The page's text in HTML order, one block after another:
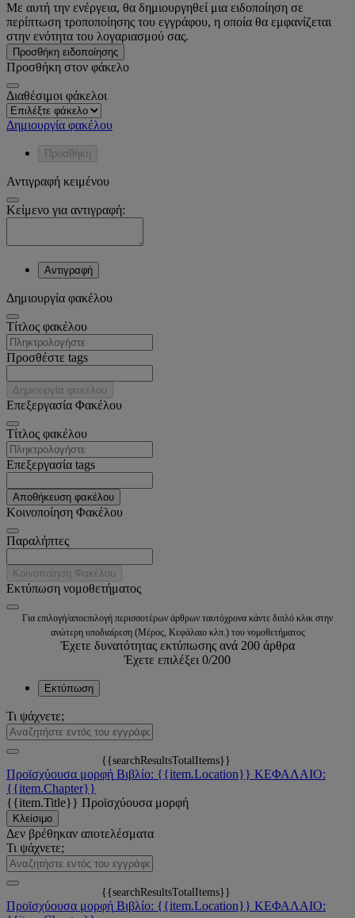
Με αυτή την ενέργεια, θα δημιουργηθεί μια ειδοποίηση σε
περίπτωση τροποποίησης του εγγράφου, η οποία θα εμφανίζεται
στην ενότητα του λογαριασμού σας.
Προσθήκη ειδοποίησης
Προσθήκη στον φάκελο
Διαθέσιμοι φάκελοι
Δημιουργία φακέλου
Προσθήκη
Αντιγραφή κειμένου
Κείμενο για αντιγραφή:
Αντιγραφή
Δημιουργία φακέλου
Tίτλος φακέλου
Προσθέστε tags
Δημιουργία φακέλου
Επεξεργασία Φακέλου
Tίτλος φακέλου
Επεξεργασία tags
Αποθήκευση φακέλου
Κοινοποίηση Φακέλου
Παραλήπτες
Κοινοποίηση Φακέλου
Εκτύπωση νομοθετήματος
Για επιλογή/αποεπιλογή περισσοτέρων άρθρων ταυτόχρονα κάντε διπλό κλικ στην
ανώτερη υποδιαίρεση (Μέρος, Κεφάλαιο κλπ.) του νομοθετήματος
Έχετε δυνατότητας εκτύπωσης ανά 200 άρθρα
Έχετε επιλέξει 0/200
Εκτύπωση
Τι ψάχνετε;
{{searchResultsTotalItems}}
Προϊσχύουσα μορφή Βιβλίο: {{item.Location}} ΚΕΦΑΛΑΙΟ:
{{item.Chapter}}
{{item.Title}} Προϊσχύουσα μορφή
Κλείσιμο
Δεν βρέθηκαν αποτελέσματα
Τι ψάχνετε;
{{searchResultsTotalItems}}
Προϊσχύουσα μορφή Βιβλίο: {{item.Location}} ΚΕΦΑΛΑΙΟ: